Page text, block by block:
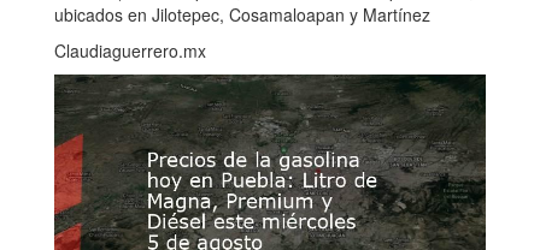
ubicados en Jilotepec, Cosamaloapan y Martínez
Claudiaguerrero.mx